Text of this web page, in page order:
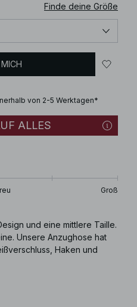
Finde deine Größe
von 2-5 Werktagen*
ALLES
Groß
und eine mittlere Taille.
Unsere Anzughose hat
Haken und
Diese